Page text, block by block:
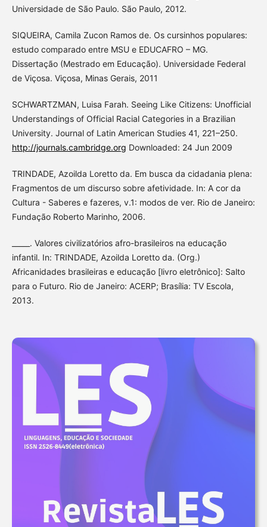
Universidade de São Paulo. São Paulo, 2012.
SIQUEIRA, Camila Zucon Ramos de. Os cursinhos populares:
estudo comparado entre MSU e EDUCAFRO – MG.
Dissertação (Mestrado em Educação). Universidade Federal
de Viçosa. Viçosa, Minas Gerais, 2011
SCHWARTZMAN, Luisa Farah. Seeing Like Citizens: Unofficial
Understandings of Official Racial Categories in a Brazilian
University. Journal of Latin American Studies 41, 221–250.
http://journals.cambridge.org Downloaded: 24 Jun 2009
TRINDADE, Azoilda Loretto da. Em busca da cidadania plena:
Fragmentos de um discurso sobre afetividade. In: A cor da
Cultura - Saberes e fazeres, v.1: modos de ver. Rio de Janeiro:
Fundação Roberto Marinho, 2006.
_____. Valores civilizatórios afro-brasileiros na educação
infantil. In: TRINDADE, Azoilda Loretto da. (Org.)
Africanidades brasileiras e educação [livro eletrônico]: Salto
para o Futuro. Rio de Janeiro: ACERP; Brasília: TV Escola,
2013.